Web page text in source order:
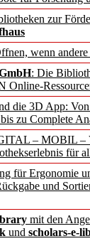
zur
wenn
: Die
Online-
die 3D App:
zu Complete
– MOBIL –
für
für Ergonomie
und
mit den
und scholars-e-